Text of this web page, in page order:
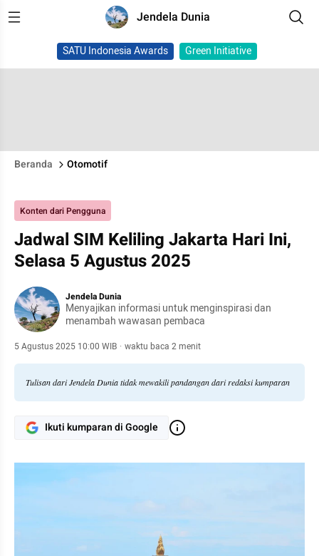
Jendela Dunia
SATU Indonesia Awards Green Initiative
Beranda Otomotif
Konten dari Pengguna
Jadwal SIM Keliling Jakarta Hari Ini,
Selasa 5 Agustus 2025
Jendela Dunia
Menyajikan informasi untuk menginspirasi dan
menambah wawasan pembaca
5 Agustus 2025 10:00 WIB · waktu baca 2 menit
Tulisan dari Jendela Dunia tidak mewakili pandangan dari redaksi kumparan
Ikuti kumparan di Google